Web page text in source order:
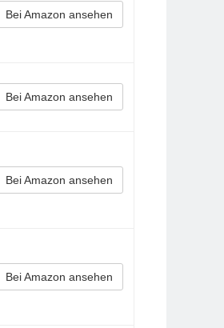
Bei Amazon ansehen
Bei Amazon ansehen
Bei Amazon ansehen
Bei Amazon ansehen